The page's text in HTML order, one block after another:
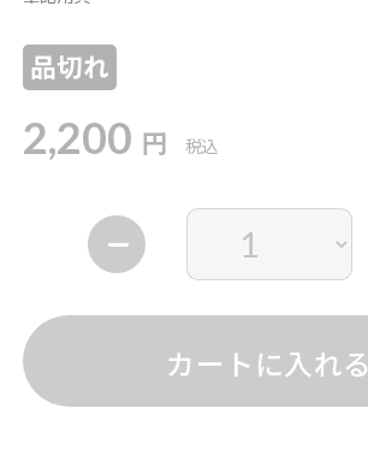
品切れ
2,200 円 税込
カートに入れる